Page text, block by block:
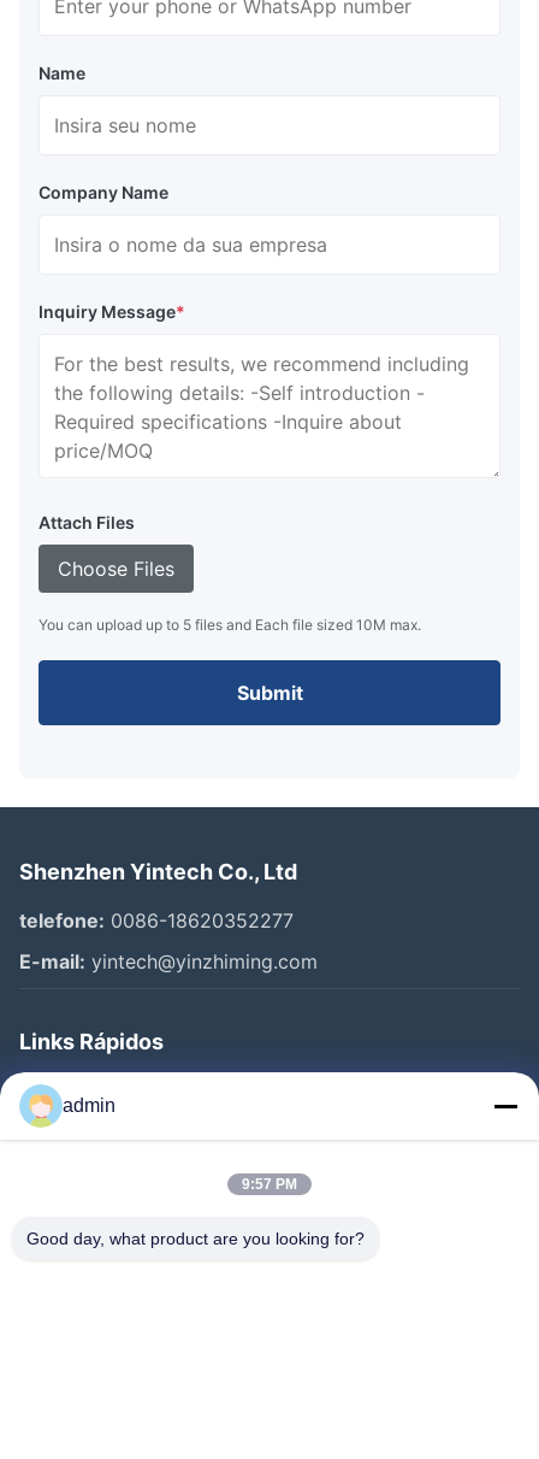
Name
Company Name
Inquiry Message*
Attach Files
Choose Files
You can upload up to 5 files and Each file sized 10M max.
Submit
Shenzhen Yintech Co., Ltd
telefone: 0086-18620352277
E-mail: yintech@yinzhiming.com
Links Rápidos
Casa
Produtos
Excursão Da Fábrica
admin
9:57 PM
Good day, what product are you looking for?